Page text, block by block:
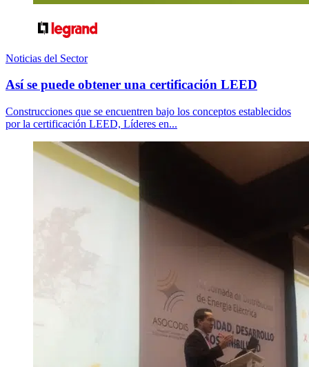
Noticias del Sector
Así se puede obtener una certificación LEED
Construcciones que se encuentren bajo los conceptos establecidos
por la certificación LEED, Líderes en...